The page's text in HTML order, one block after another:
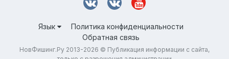
Язык
Политика конфиденциальности
Обратная связь
НовФишинг.Ру 2013-2026 © Публикация информации с сайта,